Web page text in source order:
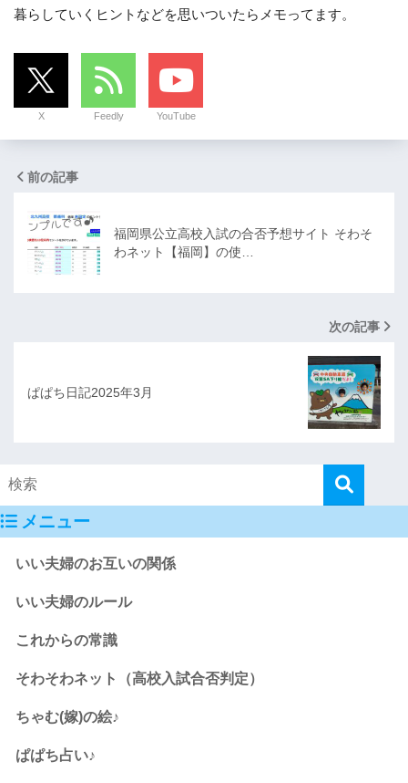
暮らしていくヒントなどを思いついたらメモってます。
X Feedly YouTube
前の記事
福岡県公立高校入試の合否予想サイト そわそ
わネット【福岡】の使…
次の記事
ぱぱち日記2025年3月
メニュー
いい夫婦のお互いの関係
いい夫婦のルール
これからの常識
そわそわネット（高校入試合否判定）
ちゃむ(嫁)の絵♪
ぱぱち占い♪